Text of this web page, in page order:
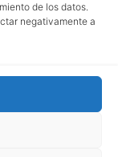
de los datos.
negativamente a